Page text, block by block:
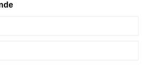
distinctes. Dans cet article de blog,
sur leur fonctionnalité.